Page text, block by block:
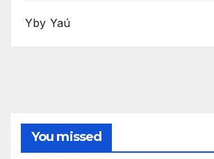
Yby Yaú
You missed